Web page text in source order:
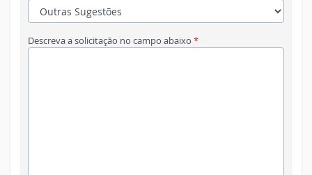
Descreva a solicitação no campo abaixo *